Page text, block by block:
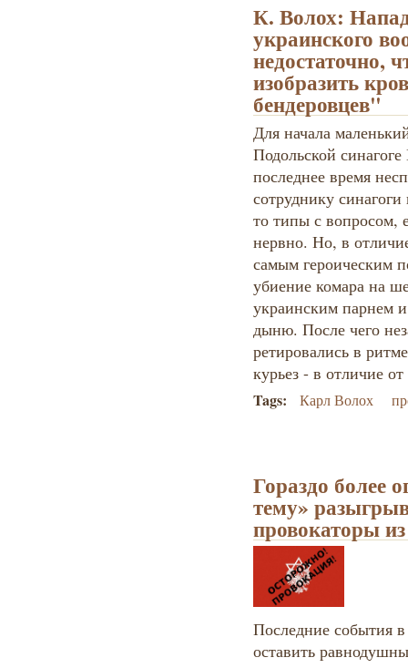
К. Волох:
украинского
недостаточно,
изобразить
бендеровцев"
Для начала
Подольской
последнее время
сотруднику
то типы с вопросом,
нервно. Но, в
самым героическим
убиение комара на
украинским парнем
дыню. После чего
ретировались в
курьез - в отличие
Tags: Карл Волох
Гораздо более
тему»
провокаторы
Последние события
оставить